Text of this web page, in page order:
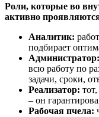
Роли, которые во
активно
Аналитик:
подбирает
Администратор:
всю работу по
задачи, сроки,
Реализатор:
– он
Рабочая пчела: